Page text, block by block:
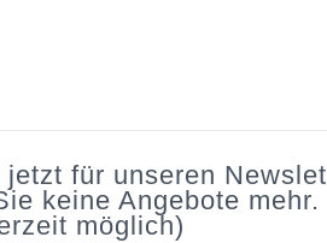
für unseren
keine Angebote mehr.
möglich)